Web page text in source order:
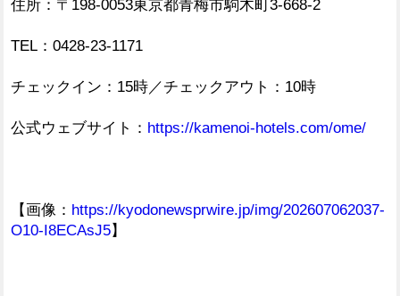
住所：〒198-0053東京都青梅市駒木町3-668-2
TEL：0428-23-1171
チェックイン：15時／チェックアウト：10時
公式ウェブサイト： https://kamenoi-hotels.com/ome/
【画像： https://kyodonewsprwire.jp/img/202607062037-
O10-I8ECAsJ5】